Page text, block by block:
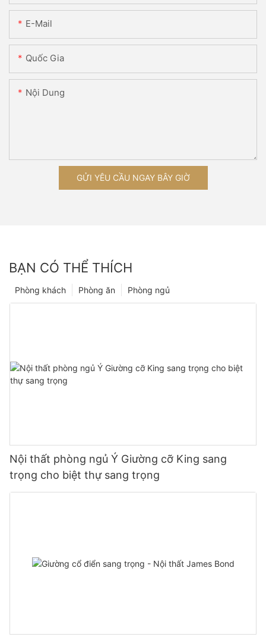
E-Mail
Quốc Gia
Nội Dung
GỬI YÊU CẦU NGAY BÂY GIỜ
BẠN CÓ THỂ THÍCH
Phòng ngủ
Phòng ăn
Phòng khách
Nội thất phòng ngủ Ý Giường cỡ King sang
trọng cho biệt thự sang trọng